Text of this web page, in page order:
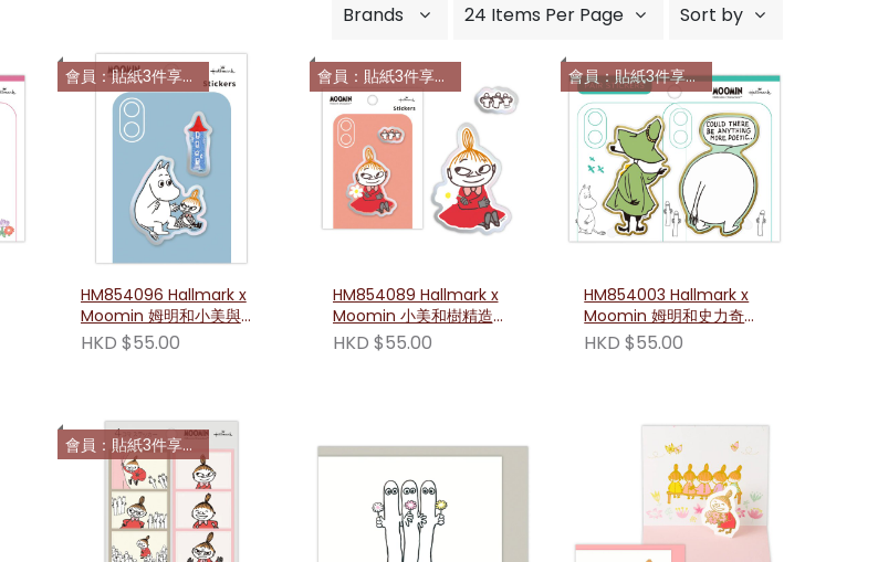
Brands 24 Items Per Page Sort by
會員：貼紙3件享85折
HM854096 Hallmark x
Moomin 姆明和小美與姆
明屋造型立體貼紙
HKD $55.00
會員：貼紙3件享85折
HM854089 Hallmark x
Moomin 小美和樹精造型
立體貼紙
HKD $55.00
會員：貼紙3件享85折
HM854003 Hallmark x
Moomin 姆明和史力奇造
型貼紙
HKD $55.00
會員：貼紙3件享85折